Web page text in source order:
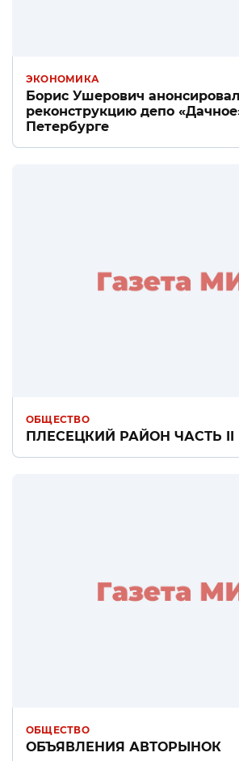
ЭКОНОМИКА
Борис Ушерович
реконструкцию депо
Петербурге
ОБЩЕСТВО
ПЛЕСЕЦКИЙ РАЙОН ЧАСТЬ II
ОБЩЕСТВО
ОБЪЯВЛЕНИЯ АВТОРЫНОК